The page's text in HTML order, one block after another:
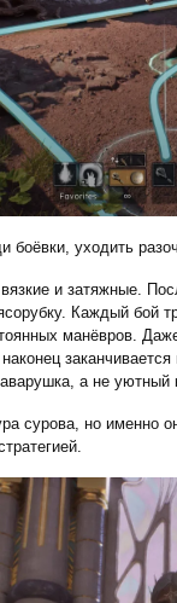
уходить
и затяжные.
Каждый бой
манёвров.
а не уютный
сурова, но именно